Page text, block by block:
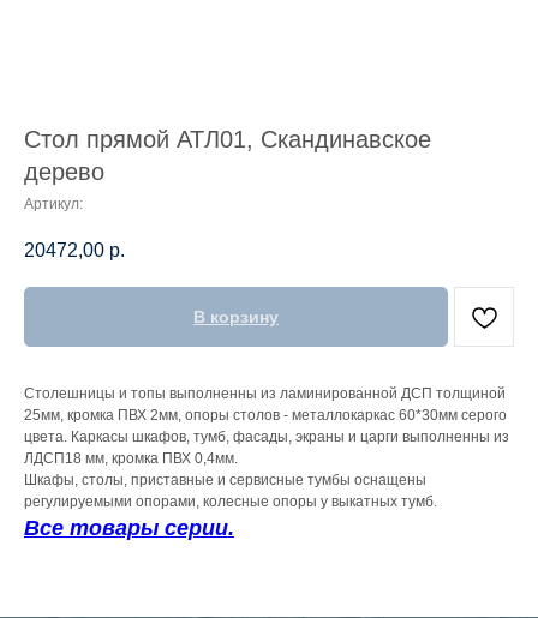
Стол прямой АТЛ01, Скандинавское
дерево
Артикул:
20472,00 р.
В корзину
Столешницы и топы выполненны из ламинированной ДСП толщиной
25мм, кромка ПВХ 2мм, опоры столов - металлокаркас 60*30мм серого
цвета. Каркасы шкафов, тумб, фасады, экраны и царги выполненны из
ЛДСП18 мм, кромка ПВХ 0,4мм.
Шкафы, столы, приставные и сервисные тумбы оснащены
регулируемыми опорами, колесные опоры у выкатных тумб.
Все товары серии.